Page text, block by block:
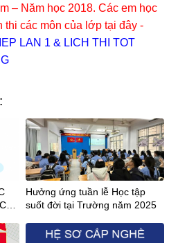
– Năm học 2018. Các em học
thi các môn của lớp tại đây -
LAN 1 & LICH THI TOT
Hưởng ứng tuần lễ Học tập
suốt đời tại Trường năm 2025